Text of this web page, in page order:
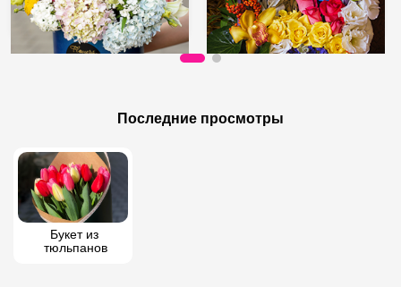
Гармония СчастьяПоследние просмотры
Букет из
тюльпанов